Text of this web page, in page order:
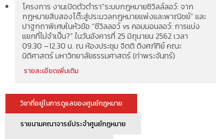
โครงการ งานเปิดตัวตำรา“ระบบกฎหมายซิวิลล์ลอว์: จาก
กฎหมายสิบสองโต๊ะสู่ประมวลกฎหมายแพ่งและพาณิชย์” และ
ปาฐกถาพิเศษในหัวข้อ “ซีวิลลอว์ vs คอมมอนลอว์: การแบ่ง
แยกที่ไม่จำเป็น?” ในวันอังคารที่ 25 มิถุนายน 2562 เวลา
09.30 –12.30 น. ณ ห้องประชุม จิตติ ติงศภัทิย์ คณะ
นิติศาสตร์ มหาวิทยาลัยธรรมศาสตร์ (ท่าพระจันทร์)
รายละเอียดเพิ่มเติม
วิชาที่อยู่ในการดูแลของศูนย์กฎหมาย
รายนามคณาจารย์ประจำศูนย์กฎหมาย